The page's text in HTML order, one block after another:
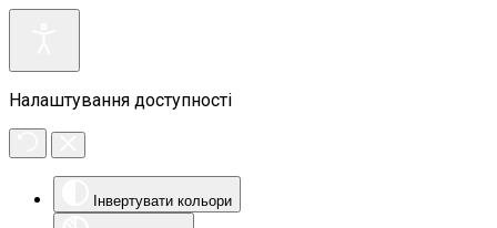
Налаштування доступності
Інвертувати кольори